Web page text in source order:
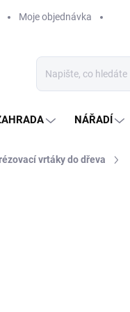
Moje objednávka
NÁŘADÍ
vrtáky do dřeva